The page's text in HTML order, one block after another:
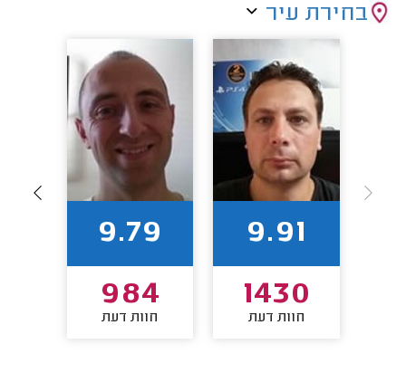
בחירת עיר
9.91
1430
חוות דעת
9.79
984
חוות דעת